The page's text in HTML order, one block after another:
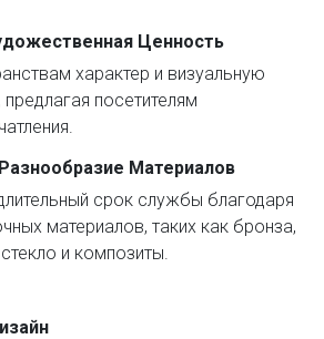
Ценность
характер и визуальную
посетителям
Материалов
срок службы благодаря
материалов, таких как бронза,
и композиты.